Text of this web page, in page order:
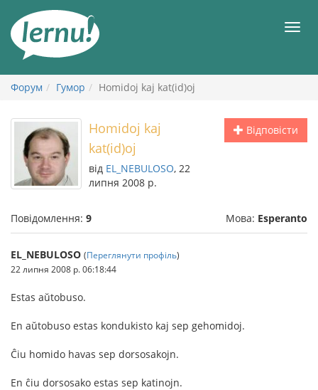
змісту
Форум Гумор Homidoj kaj kat(id)oj
Відповісти
Homidoj kaj
kat(id)oj
від EL_NEBULOSO, 22
липня 2008 р.
Повідомлення: 9 Мова: Esperanto
EL_NEBULOSO (Переглянути профіль)
22 липня 2008 р. 06:18:44
Estas aŭtobuso.
En aŭtobuso estas kondukisto kaj sep gehomidoj.
Ĉiu homido havas sep dorsosakojn.
En ĉiu dorsosako estas sep katinojn.